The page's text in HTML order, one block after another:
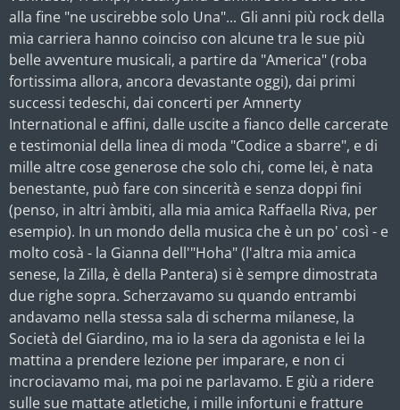
alla fine "ne uscirebbe solo Una"... Gli anni più rock della
mia carriera hanno coinciso con alcune tra le sue più
belle avventure musicali, a partire da "America" (roba
fortissima allora, ancora devastante oggi), dai primi
successi tedeschi, dai concerti per Amnerty
International e affini, dalle uscite a fianco delle carcerate
e testimonial della linea di moda "Codice a sbarre", e di
mille altre cose generose che solo chi, come lei, è nata
benestante, può fare con sincerità e senza doppi fini
(penso, in altri àmbiti, alla mia amica Raffaella Riva, per
esempio). In un mondo della musica che è un po' così - e
molto cosà - la Gianna dell'"Hoha" (l'altra mia amica
senese, la Zilla, è della Pantera) si è sempre dimostrata
due righe sopra. Scherzavamo su quando entrambi
andavamo nella stessa sala di scherma milanese, la
Società del Giardino, ma io la sera da agonista e lei la
mattina a prendere lezione per imparare, e non ci
incrociavamo mai, ma poi ne parlavamo. E giù a ridere
sulle sue mattate atletiche, i mille infortuni e fratture